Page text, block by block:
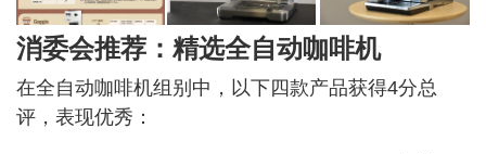
消委会推荐：精选全自动咖啡机
在全自动咖啡机组别中，以下四款产品获得4分总
评，表现优秀：